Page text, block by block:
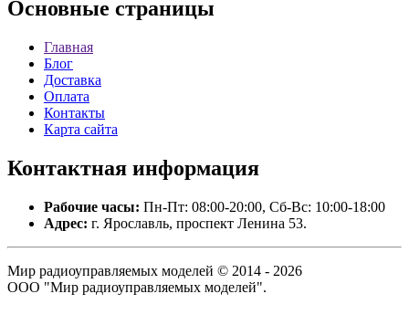
Основные страницы
Главная
Блог
Доставка
Оплата
Контакты
Карта сайта
Контактная информация
Рабочие часы: Пн-Пт: 08:00-20:00, Сб-Вс: 10:00-18:00
Адрес: г. Ярославль, проспект Ленина 53.
Мир радиоуправляемых моделей © 2014 - 2026
ООО "Мир радиоуправляемых моделей".